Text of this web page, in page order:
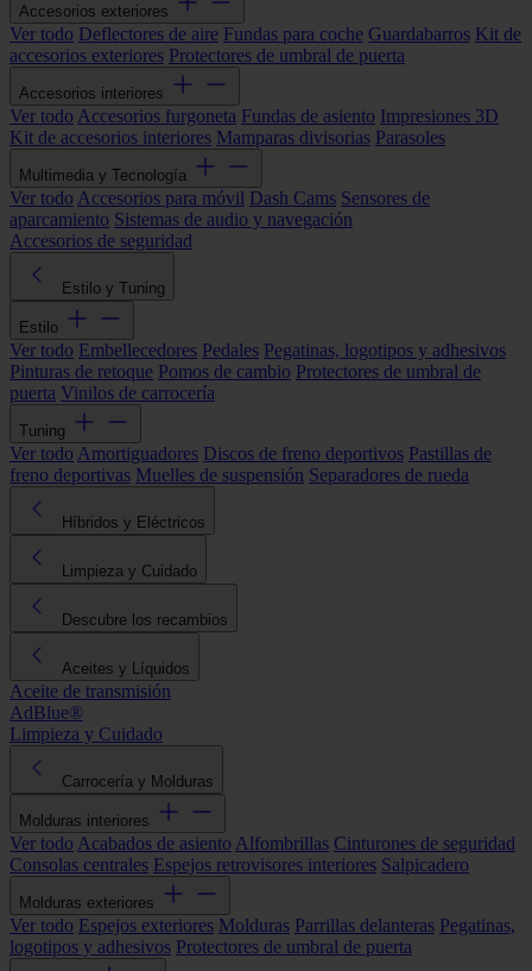
Accesorios exteriores
Ver todo Deflectores de aire Fundas para coche Guardabarros Kit de
accesorios exteriores Protectores de umbral de puerta
Accesorios interiores
Ver todo Accesorios furgoneta Fundas de asiento Impresiones 3D
Kit de accesorios interiores Mamparas divisorias Parasoles
Multimedia y Tecnología
Ver todo Accesorios para móvil Dash Cams Sensores de
aparcamiento Sistemas de audio y navegación
Accesorios de seguridad
Estilo y Tuning
Estilo
Ver todo Embellecedores Pedales Pegatinas, logotipos y adhesivos
Pinturas de retoque Pomos de cambio Protectores de umbral de
puerta Vinilos de carrocería
Tuning
Ver todo Amortiguadores Discos de freno deportivos Pastillas de
freno deportivas Muelles de suspensión Separadores de rueda
Híbridos y Eléctricos
Limpieza y Cuidado
Descubre los recambios
Aceites y Líquidos
Aceite de transmisión
AdBlue®
Limpieza y Cuidado
Carrocería y Molduras
Molduras interiores
Ver todo Acabados de asiento Alfombrillas Cinturones de seguridad
Consolas centrales Espejos retrovisores interiores Salpicadero
Molduras exteriores
Ver todo Espejos exteriores Molduras Parrillas delanteras Pegatinas,
logotipos y adhesivos Protectores de umbral de puerta